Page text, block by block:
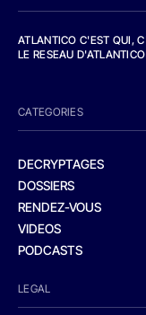
ATLANTICO C'EST QUI,
LE RESEAU D'ATLANTICO
CATEGORIES
DECRYPTAGES
DOSSIERS
RENDEZ-VOUS
VIDEOS
PODCASTS
LEGAL